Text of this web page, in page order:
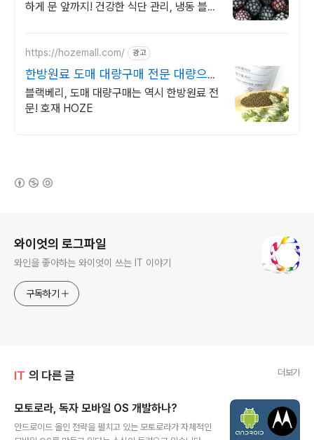
하게 문 앞까지! 건강한 식단 관리, 냉동 블랙
https://hozemall.com/ 광고
한방원료 도매 대량구매 전문 대량으로
만 구매 가능
블랙베리, 도매 대량구매는 역시 한방원료 전
문! 호재 HOZE
와이엇의 로그파일
와인을 좋아하는 와이엇이 쓰는 IT 이야기
구독하기
IT 의 다른 글 더보기
모토로라, 독자 모바일 OS 개발하나?
안드로이드 올인 전략을 펼치고 있는 모토로라가 자체적인